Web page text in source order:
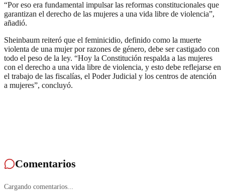
“Por eso era fundamental impulsar las reformas constitucionales que
garantizan el derecho de las mujeres a una vida libre de violencia”,
añadió.
Sheinbaum reiteró que el feminicidio, definido como la muerte
violenta de una mujer por razones de género, debe ser castigado con
todo el peso de la ley. “Hoy la Constitución respalda a las mujeres
con el derecho a una vida libre de violencia, y esto debe reflejarse en
el trabajo de las fiscalías, el Poder Judicial y los centros de atención
a mujeres”, concluyó.
Comentarios
Cargando comentarios...